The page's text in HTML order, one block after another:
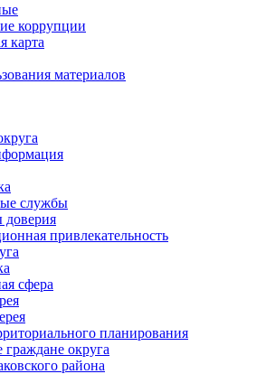
коррупции
карта
материалов
службы
доверия
привлекательность
сфера
планирования
округа
района